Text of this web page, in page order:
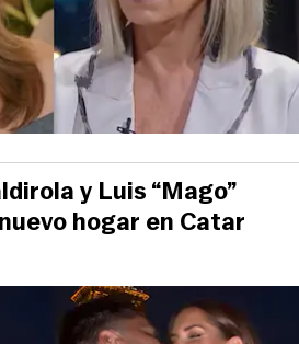
y Luis “Mago”
hogar en Catar